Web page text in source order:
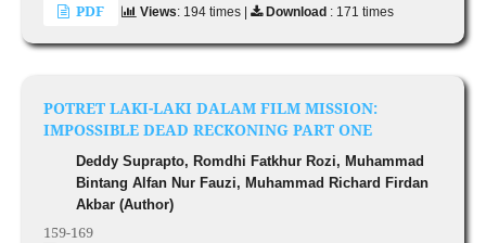
PDF Views: 194 times | Download : 171 times
POTRET LAKI-LAKI DALAM FILM MISSION:
IMPOSSIBLE DEAD RECKONING PART ONE
Deddy Suprapto, Romdhi Fatkhur Rozi, Muhammad
Bintang Alfan Nur Fauzi, Muhammad Richard Firdan
Akbar (Author)
159-169